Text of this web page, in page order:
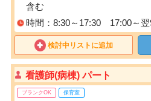
含む
時間：8:30～17:30 17:00～翌
検討中リストに追加
看護師(病棟) パート
ブランクOK 保育室